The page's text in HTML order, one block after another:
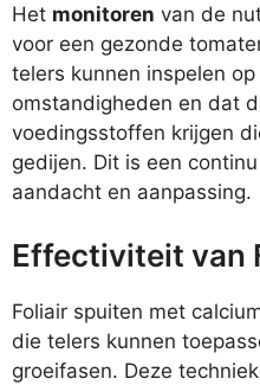
Het monitoren van de
voor een gezonde
telers kunnen inspelen
omstandigheden en dat
voedingsstoffen krijgen
gedijen. Dit is een
aandacht en aanpassing.
Effectiviteit van
Foliair spuiten met
die telers kunnen
groeifasen. Deze